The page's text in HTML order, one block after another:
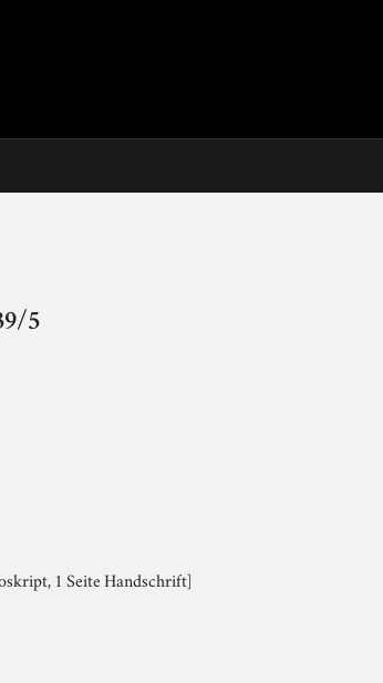
5
1 Seite Handschrift]